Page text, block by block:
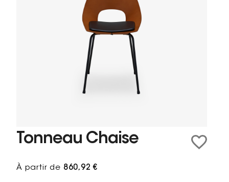
Tonneau Chaise
À partir de 860,92 €